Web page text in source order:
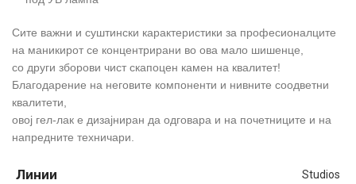
Сите важни и суштински карактеристики за професионалците
на маникирот се концентрирани во ова мало шишенце,
со други зборови чист скапоцен камен на квалитет!
Благодарение на неговите компоненти и нивните соодветни
квалитети,
овој гел-лак е дизајниран да одговара и на почетниците и на
напредните техничари.
Линии Studios